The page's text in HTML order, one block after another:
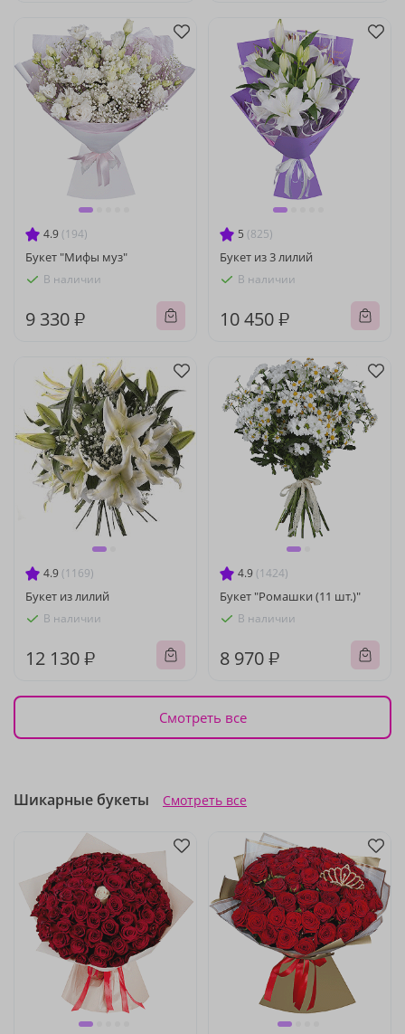
4.9 (194)
Букет "Мифы муз"
В наличии
9 330 ₽
5 (825)
Букет из 3 лилий
В наличии
10 450 ₽
4.9 (1169)
Букет из лилий
В наличии
12 130 ₽
4.9 (1424)
Букет "Ромашки (11 шт.)"
В наличии
8 970 ₽
Смотреть все
Шикарные букеты Смотреть все